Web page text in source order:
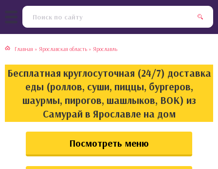
Главная » Ярославская область » Ярославль
Бесплатная круглосуточная (24/7) доставка
еды (роллов, суши, пиццы, бургеров,
шаурмы, пирогов, шашлыков, ВОК) из
Самурай в Ярославле на дом
Посмотреть меню
кухня
кухня
кухня
кухня
булочки